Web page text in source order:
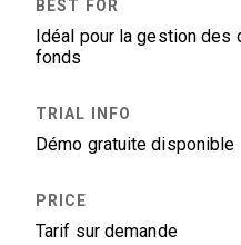
Idéal pour la gestion
fonds
Démo gratuite disponible
Tarif sur demande